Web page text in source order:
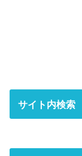
サイト内検索